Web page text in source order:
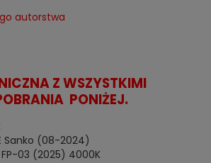
autorstwa
Z WSZYSTKIMI
PONIŻEJ.
Sanko (08-2024)
03 (2025) 4000K